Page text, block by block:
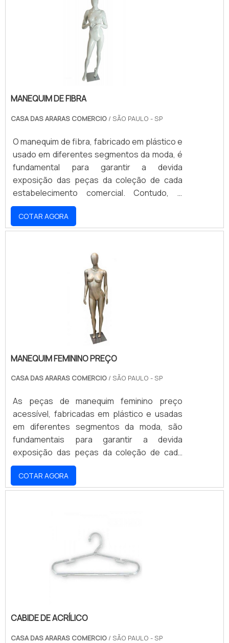
MANEQUIM DE FIBRA
CASA DAS ARARAS COMERCIO / SÃO PAULO - SP
O manequim de fibra, fabricado em plástico e
usado em diferentes segmentos da moda, é
fundamental para garantir a devida
exposição das peças da coleção de cada
estabelecimento comercial. Contudo, é
importante que os lojistas contem com
parcerias confiáveis e vantajosas para o
fornecimento desses expositores tão
de dentro das lojas. O primeiro critério a se
investigar é se a empresa responsável pela
comercialização dos manequins oferece
COTAR AGORA
MANEQUIM FEMININO PREÇO
CASA DAS ARARAS COMERCIO / SÃO PAULO - SP
As peças de manequim feminino preço
acessível, fabricadas em plástico e usadas
em diferentes segmentos da moda, são
fundamentais para garantir a devida
exposição das peças da coleção de cada
estabelecimento comercial. Contudo, é
importante que os lojistas contem com
parcerias confiáveis e vantajosas para
manequins oferece variedade, visto que a
necessidade das lojas vai muito além .
COTAR AGORA
CABIDE DE ACRÍLICO
CASA DAS ARARAS COMERCIO / SÃO PAULO - SP